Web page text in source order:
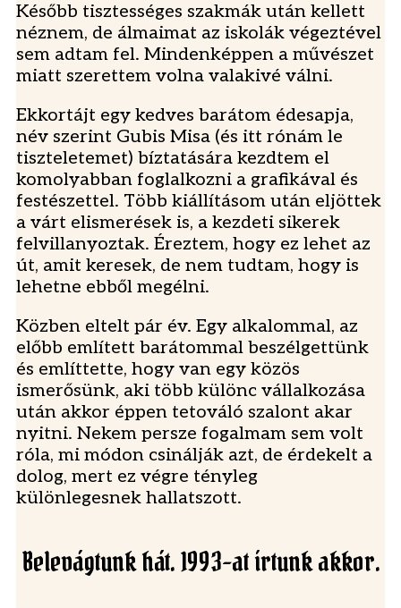
Később tisztességes szakmák után kellett
néznem, de álmaimat az iskolák végeztével
sem adtam fel. Mindenképpen a művészet
miatt szerettem volna valakivé válni.
Ekkortájt egy kedves barátom édesapja,
név szerint Gubis Misa (és itt rónám le
tiszteletemet) bíztatására kezdtem el
komolyabban foglalkozni a grafikával és
festészettel. Több kiállításom után eljöttek
a várt elismerések is, a kezdeti sikerek
felvillanyoztak. Éreztem, hogy ez lehet az
út, amit keresek, de nem tudtam, hogy is
lehetne ebből megélni.
Közben eltelt pár év. Egy alkalommal, az
előbb említett barátommal beszélgettünk
és említtette, hogy van egy közös
ismerősünk, aki több különc vállalkozása
után akkor éppen tetováló szalont akar
nyitni. Nekem persze fogalmam sem volt
róla, mi módon csinálják azt, de érdekelt a
dolog, mert ez végre tényleg
különlegesnek hallatszott.
Belevágtunk hát. 1993-at írtunk akkor.